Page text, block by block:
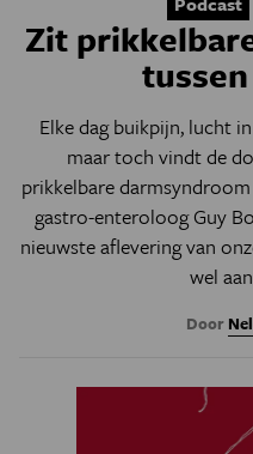
Zit
Elke dag buikpijn, lucht
maar toch vindt de
prikkelbare
gastro-enteroloog Guy
nieuwste aflevering van
wel
Door